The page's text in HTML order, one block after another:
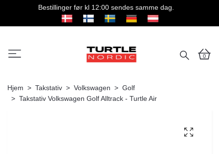
Bestillinger før kl 12:00 sendes samme dag.
0
Hjem Takstativ Volkswagen
Golf
Takstativ Volkswagen Golf Alltrack - Turtle Air